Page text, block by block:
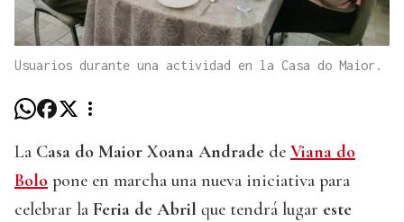
Usuarios durante una actividad en la Casa do Maior.
La Casa do Maior Xoana Andrade de Viana do
Bolo pone en marcha una nueva iniciativa para
celebrar la Feria de Abril que tendrá lugar este